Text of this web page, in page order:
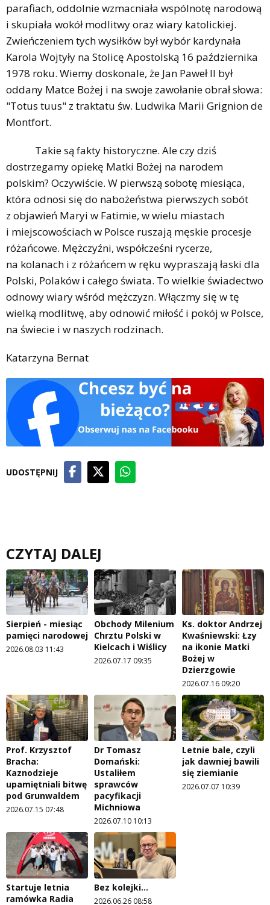
parafiach, oddolnie wzmacniała wspólnotę narodową
i skupiała wokół modlitwy oraz wiary katolickiej.
Zwieńczeniem tych wysiłków był wybór kardynała
Karola Wojtyły na Stolicę Apostolską 16 października
1978 roku. Wiemy doskonale, że Jan Paweł II był
oddany Matce Bożej i na swoje zawołanie obrał słowa:
"Totus tuus" z traktatu św. Ludwika Marii Grignion de
Montfort.
Takie są fakty historyczne. Ale czy dziś
dostrzegamy opiekę Matki Bożej na narodem
polskim? Oczywiście. W pierwszą sobotę miesiąca,
która odnosi się do nabożeństwa pierwszych sobót
z objawień Maryi w Fatimie, w wielu miastach
i miejscowościach w Polsce ruszają męskie procesje
różańcowe. Mężczyźni, współcześni rycerze,
na kolanach i z różańcem w ręku wypraszają łaski dla
Polski, Polaków i całego świata. To wielkie świadectwo
odnowy wiary wśród mężczyzn. Włączmy się w tę
wielką modlitwę, aby odnowić miłość i pokój w Polsce,
na świecie i w naszych rodzinach.
Katarzyna Bernat
UDOSTĘPNIJ
CZYTAJ DALEJ
Sierpień - miesiąc
pamięci narodowej
2026.08.03 11:43
Obchody Milenium
Chrztu Polski w
Kielcach i Wiślicy
2026.07.17 09:35
Ks. doktor Andrzej
Kwaśniewski: Łzy
na ikonie Matki
Bożej w
Dzierzgowie
2026.07.16 09:20
Prof. Krzysztof
Bracha:
Kaznodzieje
upamiętniali bitwę
pod Grunwaldem
2026.07.15 07:48
Dr Tomasz
Domański:
Ustaliłem
sprawców
pacyfikacji
Michniowa
2026.07.10 10:13
Letnie bale, czyli
jak dawniej bawili
się ziemianie
2026.07.07 10:39
Startuje letnia
ramówka Radia
Bez kolejki...
2026.06.26 08:58